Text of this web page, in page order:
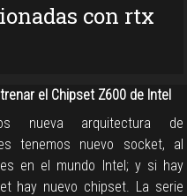
con rtx
el Chipset Z600 de Intel
nueva arquitectura de
tenemos nuevo socket, al
en el mundo Intel; y si hay
hay nuevo chipset. La serie